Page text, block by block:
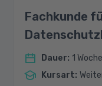
Fachkunde
Dauer: 1
Kursart: